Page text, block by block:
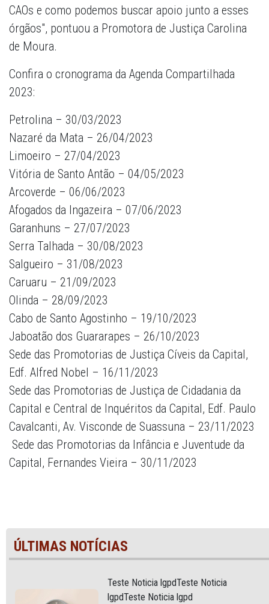
CAOs e como podemos buscar apoio junto a esses
órgãos", pontuou a Promotora de Justiça Carolina
de Moura.
Confira o cronograma da Agenda Compartilhada
2023:
Petrolina – 30/03/2023
Nazaré da Mata – 26/04/2023
Limoeiro – 27/04/2023
Vitória de Santo Antão – 04/05/2023
Arcoverde – 06/06/2023
Afogados da Ingazeira – 07/06/2023
Garanhuns – 27/07/2023
Serra Talhada – 30/08/2023
Salgueiro – 31/08/2023
Caruaru – 21/09/2023
Olinda – 28/09/2023
Cabo de Santo Agostinho – 19/10/2023
Jaboatão dos Guararapes – 26/10/2023
Sede das Promotorias de Justiça Cíveis da Capital,
Edf. Alfred Nobel – 16/11/2023
Sede das Promotorias de Justiça de Cidadania da
Capital e Central de Inquéritos da Capital, Edf. Paulo
Cavalcanti, Av. Visconde de Suassuna – 23/11/2023
Sede das Promotorias da Infância e Juventude da
Capital, Fernandes Vieira – 30/11/2023
ÚLTIMAS NOTÍCIAS
Teste Noticia lgpdTeste Noticia
lgpdTeste Noticia lgpd